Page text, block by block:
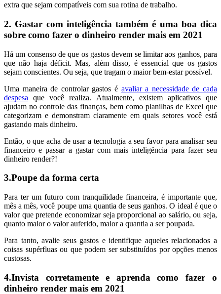
extra que sejam compatíveis com sua rotina de trabalho.
2. Gastar com inteligência também é uma boa dica
sobre como fazer o dinheiro render mais em 2021
Há um consenso de que os gastos devem se limitar aos ganhos, para
que não haja déficit. Mas, além disso, é essencial que os gastos
sejam conscientes. Ou seja, que tragam o maior bem-estar possível.
Uma maneira de controlar gastos é avaliar a necessidade de cada
despesa que você realiza. Atualmente, existem aplicativos que
ajudam no controle das finanças, bem como planilhas de Excel que
categorizam e demonstram claramente em quais setores você está
gastando mais dinheiro.
Então, o que acha de usar a tecnologia a seu favor para analisar seu
financeiro e passar a gastar com mais inteligência para fazer seu
dinheiro render?!
3.Poupe da forma certa
Para ter um futuro com tranquilidade financeira, é importante que,
mês a mês, você poupe uma quantia de seus ganhos. O ideal é que o
valor que pretende economizar seja proporcional ao salário, ou seja,
quanto maior o valor auferido, maior a quantia a ser poupada.
Para tanto, avalie seus gastos e identifique aqueles relacionados a
coisas supérfluas ou que podem ser substituídos por opções menos
custosas.
4.Invista corretamente e aprenda como fazer o
dinheiro render mais em 2021